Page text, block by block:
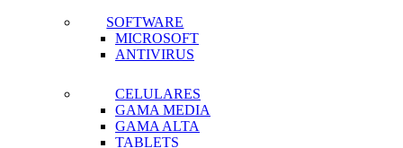
SOFTWARE
MICROSOFT
ANTIVIRUS
CELULARES
GAMA MEDIA
GAMA ALTA
TABLETS